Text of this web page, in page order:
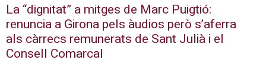
La “dignitat” a mitges de Marc Puigtió:
renuncia a Girona pels àudios però s’aferra
als càrrecs remunerats de Sant Julià i el
Consell Comarcal